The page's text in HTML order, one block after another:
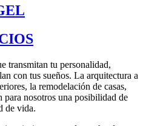
transmitan tu personalidad,
con tus sueños. La arquitectura a
la remodelación de casas,
nosotros una posibilidad de
de vida.